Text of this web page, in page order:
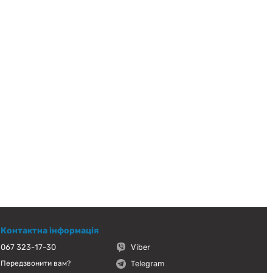
Контактна інформація
067 323-17-30
Передзвонити вам?
Viber
Telegram